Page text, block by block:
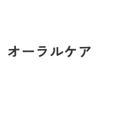
オーラルケア